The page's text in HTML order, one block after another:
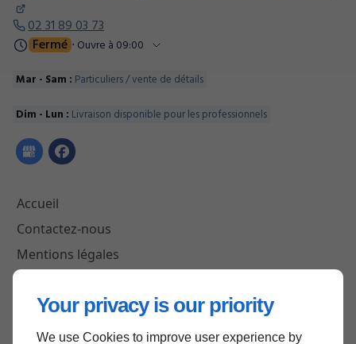
Your privacy is our priority
We use Cookies to improve user experience by
02 31 89 03 73
Fermé ⋅ Ouvre à 09:00
Mar - Sam : Particuliers / vente de détails
Dim - Lun : Livraison disponible pour les professionnels
Accueil
Contactez-nous
Mentions légales